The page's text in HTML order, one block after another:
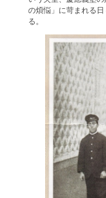
の煩悩」に苛まれる
る。